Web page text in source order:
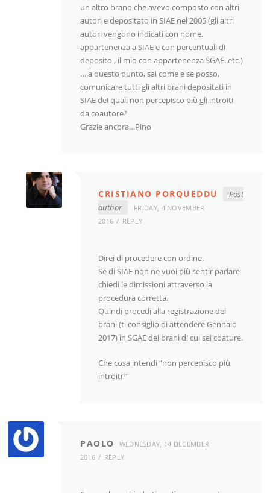
un altro brano che avevo composto con altri
autori e depositato in SIAE nel 2005 (gli altri
autori vengono indicati con nome,
appartenenza a SIAE e con percentuali di
deposito , il mio con appartenenza SGAE..etc.)
….a questo punto, sai come e se posso,
comunicare tutti gli altri brani depositati in
SIAE dei quali non percepisco più gli introiti
da coautore?
Grazie ancora…Pino
CRISTIANO PORQUEDDU
Post
author
FRIDAY, 4 NOVEMBER
2016
REPLY
Direi di procedere con ordine.
Se di SIAE non ne vuoi più sentir parlare
chiedi le dimissioni attraverso la
procedura corretta.
Quindi procedi alla registrazione dei
brani (ti consiglio di attendere Gennaio
2017) in SGAE dei brani di cui sei coature.
Che cosa intendi “non percepisco più
introiti?”
PAOLO
WEDNESDAY, 14 DECEMBER
2016
REPLY